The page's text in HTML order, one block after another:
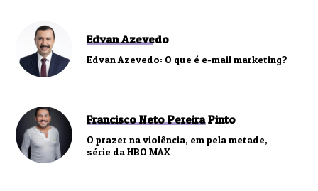
Edvan Azevedo
Edvan Azevedo: O que é e-mail marketing?
Francisco Neto Pereira Pinto
O prazer na violência, em pela metade,
série da HBO MAX